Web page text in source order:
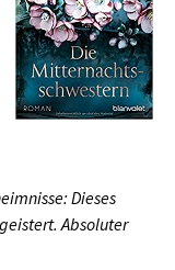
Dieses
Absoluter